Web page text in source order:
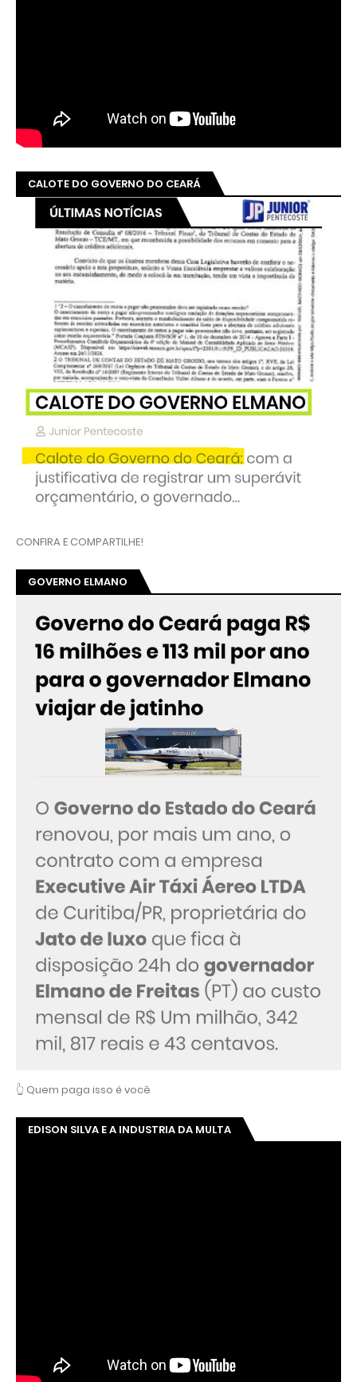
CALOTE DO GOVERNO DO CEARÁ
CONFIRA E COMPARTILHE!
GOVERNO ELMANO
👆 Quem paga isso é você
EDISON SILVA E A INDUSTRIA DA MULTA